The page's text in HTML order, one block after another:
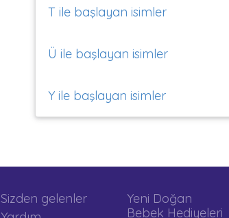
T ile başlayan isimler
Ü ile başlayan isimler
Y ile başlayan isimler
Sizden gelenler
Yeni Doğan
Bebek Hediyeleri